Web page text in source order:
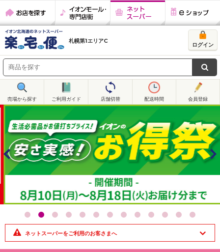
お店を探す
イオンモール・
専門店街
eショップ
札幌第1エリアC
ログイン
売場から探す ご利用ガイド 店舗切替 配送時間 会員登録
ネットスーパーをご利用のお客さまへ